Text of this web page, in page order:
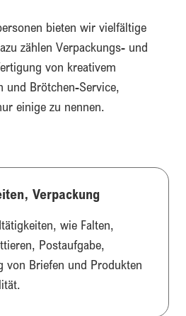
bieten wir vielfältige
zählen Verpackungs- und
von kreativem
und Brötchen-Service,
einige zu nennen.
Verpackung
wie Falten,
Postaufgabe,
von Briefen und Produkten